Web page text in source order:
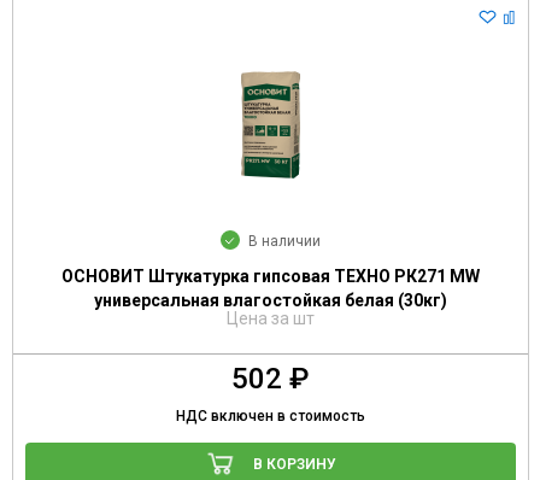
В наличии
ОСНОВИТ Штукатурка гипсовая ТЕХНО РК271 MW
универсальная влагостойкая белая (30кг)
Цена за шт
502 ₽
НДС включен в стоимость
В КОРЗИНУ